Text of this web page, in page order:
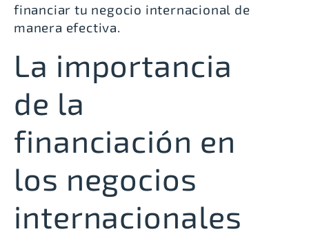
financiar tu negocio internacional de
manera efectiva.
La importancia
de la
financiación en
los negocios
internacionales